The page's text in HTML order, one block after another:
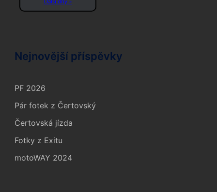
Nejnovější příspěvky
PF 2026
Pár fotek z Čertovský
Čertovská jízda
Fotky z Exitu
motoWAY 2024